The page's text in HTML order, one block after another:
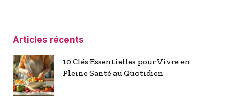
Articles récents
10 Clés Essentielles pour Vivre en
Pleine Santé au Quotidien